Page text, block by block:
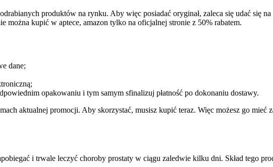
produktów na rynku. Aby więc posiadać oryginał, zaleca się udać się
kupić w aptece, amazon tylko na oficjalnej stronie z 50% rabatem.
dane;
opakowaniu i tym samym sfinalizuj płatność po dokonaniu dostawy.
aktualnej promocji. Aby skorzystać, musisz kupić teraz. Więc możesz go mieć
i trwale leczyć choroby prostaty w ciągu zaledwie kilku dni. Skład tego